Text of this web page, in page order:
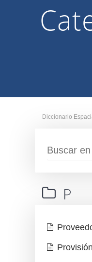
Diccionario
P
Provisión